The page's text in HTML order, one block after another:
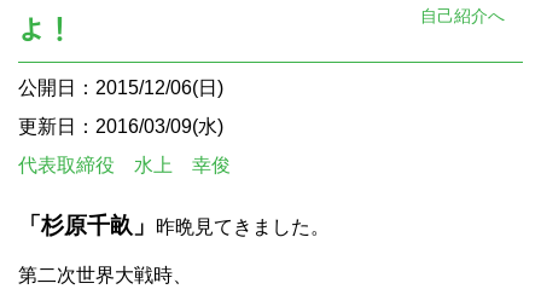
自己紹介へ
よ！
公開日：2015/12/06(日)
更新日：2016/03/09(水)
代表取締役 水上 幸俊
「杉原千畝」 昨晩見てきました。
第二次世界大戦時、